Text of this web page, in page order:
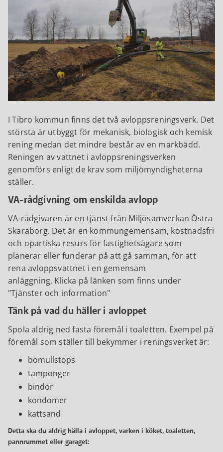
I Tibro kommun finns det två avloppsreningsverk. Det
största är utbyggt för mekanisk, biologisk och kemisk
rening medan det mindre består av en markbädd.
Reningen av vattnet i avloppsreningsverken
genomförs enligt de krav som miljömyndigheterna
ställer.
VA-rådgivning om enskilda avlopp
VA-rådgivaren är en tjänst från Miljösamverkan Östra
Skaraborg. Det är en kommungemensam, kostnadsfri
och opartiska resurs för fastighetsägare som
planerar eller funderar på att gå samman, för att
rena avloppsvattnet i en gemensam
anläggning. Klicka på länken som finns under
"Tjänster och information"
Tänk på vad du häller i avloppet
Spola aldrig ned fasta föremål i toaletten. Exempel på
föremål som ställer till bekymmer i reningsverket är:
bomullstops
tamponger
bindor
kondomer
kattsand
Detta ska du aldrig hälla i avloppet, varken i köket, toaletten,
pannrummet eller garaget: